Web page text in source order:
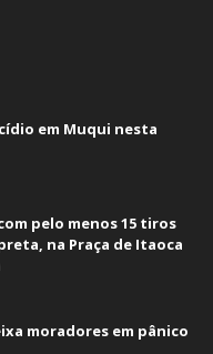
em Muqui nesta
pelo menos 15 tiros
na Praça de Itaoca
moradores em pânico